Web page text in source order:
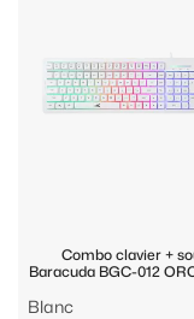
Combo clavier +
Baracuda BGC-012
Blanc